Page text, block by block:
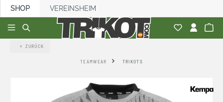
springen
SHOP VEREINSHEIM
ZURÜCK
TEAMWEAR TRIKOTS